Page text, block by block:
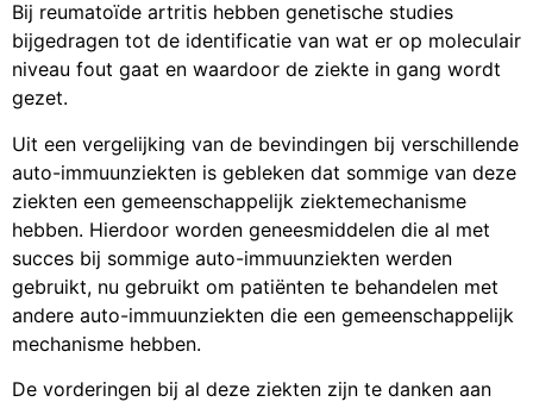
Bij reumatoïde artritis hebben genetische studies
bijgedragen tot de identificatie van wat er op moleculair
niveau fout gaat en waardoor de ziekte in gang wordt
gezet.
Uit een vergelijking van de bevindingen bij verschillende
auto-immuunziekten is gebleken dat sommige van deze
ziekten een gemeenschappelijk ziektemechanisme
hebben. Hierdoor worden geneesmiddelen die al met
succes bij sommige auto-immuunziekten werden
gebruikt, nu gebruikt om patiënten te behandelen met
andere auto-immuunziekten die een gemeenschappelijk
mechanisme hebben.
De vorderingen bij al deze ziekten zijn te danken aan